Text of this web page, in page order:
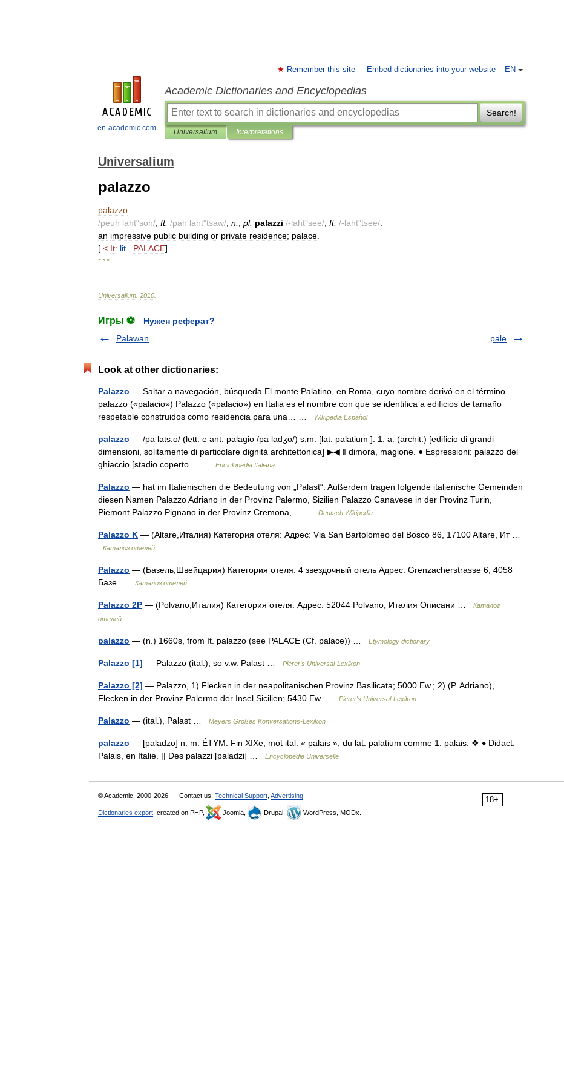
en-academic.com
EN
Remember this site Embed dictionaries into your website
Academic Dictionaries and Encyclopedias
Search!
Universalium Interpretations
Universalium
palazzo
palazzo
/peuh laht"soh/; It. /pah laht"tsaw/ n pl. palazzi /-laht"see/; It. /-laht"tsee/
an impressive public building or private residence; palace
[ < It: lit PALACE]
* * *
Universalium 2010
Игры ⚽
Нужен реферат?
Palawan
pale
Look at other dictionaries:
Palazzo — Saltar a navegación, búsqueda El monte Palatino, en Roma, cuyo nombre derivó en el término
palazzo («palacio») Palazzo («palacio») en Italia es el nombre con que se identifica a edificios de tamaño
respetable construidos como residencia para una… …
Wikipedia Español
palazzo — /pa lats:o/ (lett. e ant. palagio /pa ladʒo/) s.m. [lat. palatium ]. 1. a. (archit.) [edificio di grandi
dimensioni, solitamente di particolare dignità architettonica] ▶◀ ‖ dimora, magione. ● Espressioni: palazzo del
ghiaccio [stadio coperto… …
Enciclopedia Italiana
Palazzo — hat im Italienischen die Bedeutung von „Palast“. Außerdem tragen folgende italienische Gemeinden
diesen Namen Palazzo Adriano in der Provinz Palermo, Sizilien Palazzo Canavese in der Provinz Turin,
Piemont Palazzo Pignano in der Provinz Cremona,… …
Deutsch Wikipedia
Palazzo K — (Altare,Италия) Категория отеля: Адрес: Via San Bartolomeo del Bosco 86, 17100 Altare, Ит …
Каталог отелей
Palazzo — (Базель,Швейцария) Категория отеля: 4 звездочный отель Адрес: Grenzacherstrasse 6, 4058
Базе …
Каталог отелей
Palazzo 2P — (Polvano,Италия) Категория отеля: Адрес: 52044 Polvano, Италия Описани …
Каталог
отелей
palazzo — (n.) 1660s, from It. palazzo (see PALACE (Cf. palace)) … Etymology dictionary
Palazzo [1] — Palazzo (ital.), so v.w. Palast … Pierer's Universal-Lexikon
Palazzo [2] — Palazzo, 1) Flecken in der neapolitanischen Provinz Basilicata; 5000 Ew.; 2) (P. Adriano),
Flecken in der Provinz Palermo der Insel Sicilien; 5430 Ew …
Pierer's Universal-Lexikon
Palazzo — (ital.), Palast … Meyers Großes Konversations-Lexikon
palazzo — [paladzo] n. m. ÉTYM. Fin XIXe; mot ital. « palais », du lat. palatium comme 1. palais. ❖ ♦ Didact.
Palais, en Italie. || Des palazzi [paladzi] …
Encyclopédie Universelle
18+
© Academic, 2000-2026 Contact us: Technical Support Advertising
Dictionaries export , created on PHP, Joomla, Drupal, WordPress, MODx.